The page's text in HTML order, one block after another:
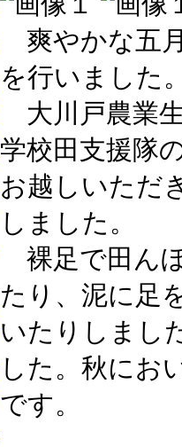
爽やかな五
を行いました。
大川戸農業
学校田支援隊
お越しいただ
しました。
裸足で田ん
たり、泥に足
いたりしまし
した。秋にお
です。